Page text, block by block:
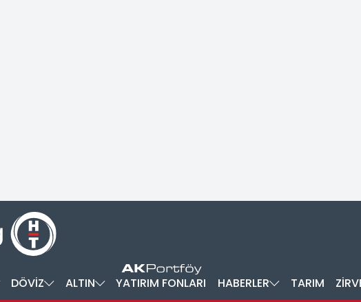
DÖVİZ ALTIN YATIRIM FONLARI HABERLER TARIM